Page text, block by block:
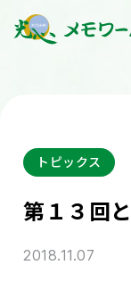
トピックス
第１３回
2018.11.07